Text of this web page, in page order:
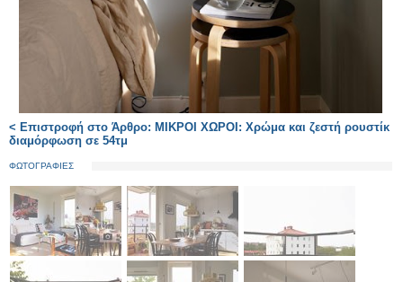
< Επιστροφή στο Άρθρο: ΜΙΚΡΟΙ ΧΩΡΟΙ: Χρώμα και ζεστή ρουστίκ
διαμόρφωση σε 54τμ
ΦΩΤΟΓΡΑΦΙΕΣ